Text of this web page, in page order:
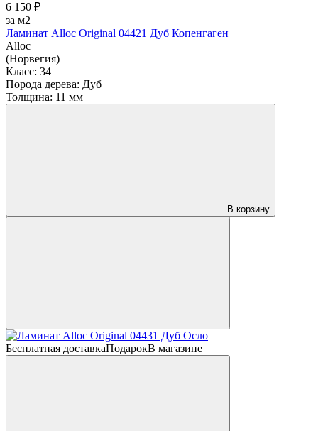
6 150 ₽
за м2
Ламинат Alloc Original 04421 Дуб Копенгаген
Alloc
(Норвегия)
Класс: 34
Порода дерева: Дуб
Толщина: 11 мм
В корзину
Бесплатная доставкаПодарокВ магазине